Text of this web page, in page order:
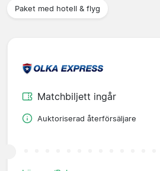
Paket med hotell & flyg
Matchbiljett ingår
Auktoriserad återförsäljare